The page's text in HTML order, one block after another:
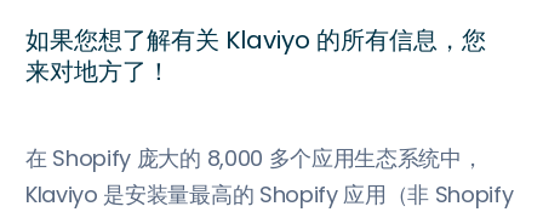
如果您想了解有关 Klaviyo 的所有信息，您
来对地方了！
在 Shopify 庞大的 8,000 多个应用生态系统中，
Klaviyo 是安装量最高的 Shopify 应用（非 Shopify